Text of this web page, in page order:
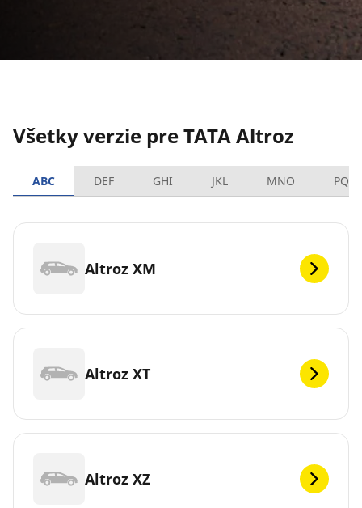
Všetky verzie pre TATA Altroz
ABC DEF GHI JKL MNO PQRS
Altroz XM
Altroz XT
Altroz XZ